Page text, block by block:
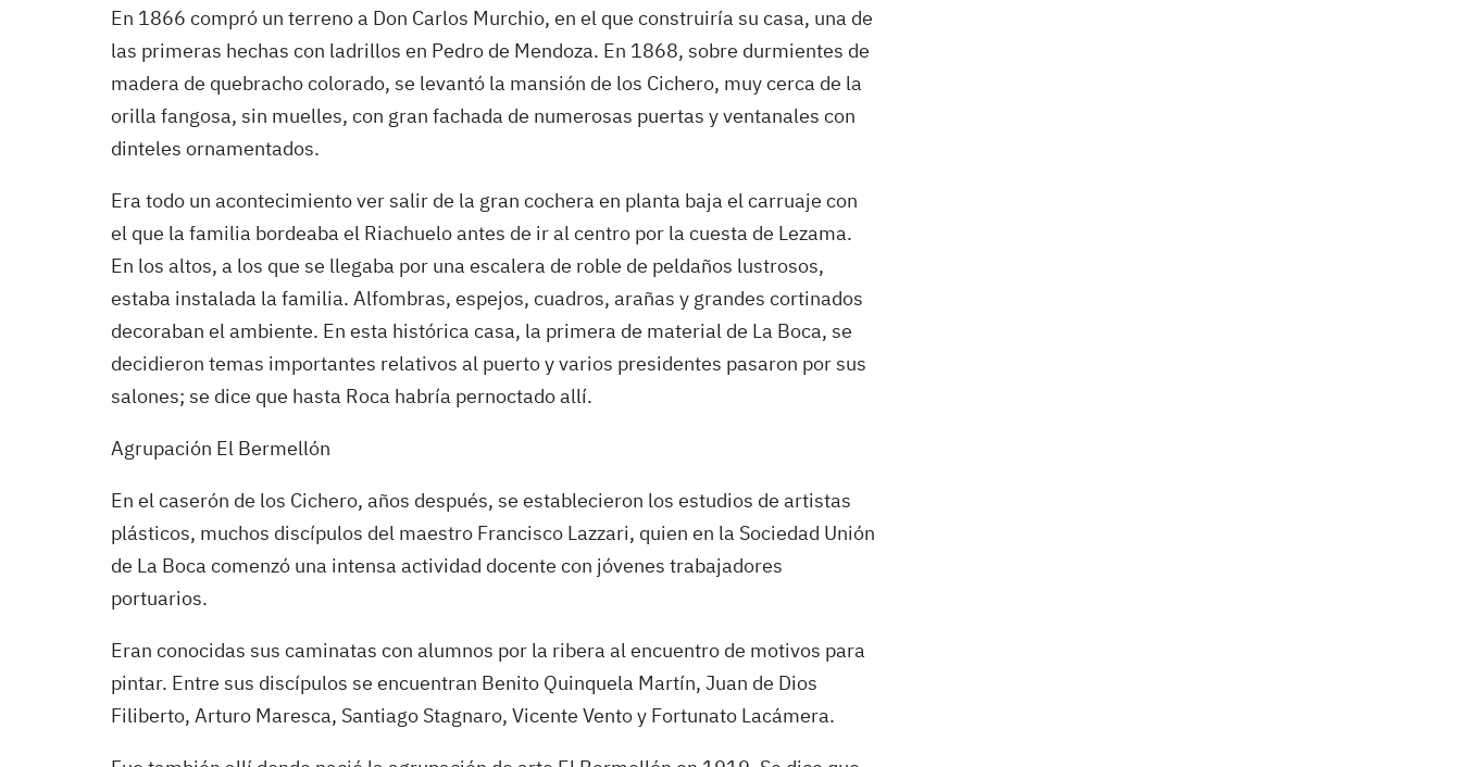
En 1866 compró un terreno a Don Carlos Murchio, en el que construiría su casa, una de
las primeras hechas con ladrillos en Pedro de Mendoza. En 1868, sobre durmientes de
madera de quebracho colorado, se levantó la mansión de los Cichero, muy cerca de la
orilla fangosa, sin muelles, con gran fachada de numerosas puertas y ventanales con
dinteles ornamentados.
Era todo un acontecimiento ver salir de la gran cochera en planta baja el carruaje con
el que la familia bordeaba el Riachuelo antes de ir al centro por la cuesta de Lezama.
En los altos, a los que se llegaba por una escalera de roble de peldaños lustrosos,
estaba instalada la familia. Alfombras, espejos, cuadros, arañas y grandes cortinados
decoraban el ambiente. En esta histórica casa, la primera de material de La Boca, se
decidieron temas importantes relativos al puerto y varios presidentes pasaron por sus
salones; se dice que hasta Roca habría pernoctado allí.
Agrupación El Bermellón
En el caserón de los Cichero, años después, se establecieron los estudios de artistas
plásticos, muchos discípulos del maestro Francisco Lazzari, quien en la Sociedad Unión
de La Boca comenzó una intensa actividad docente con jóvenes trabajadores
portuarios.
Eran conocidas sus caminatas con alumnos por la ribera al encuentro de motivos para
pintar. Entre sus discípulos se encuentran Benito Quinquela Martín, Juan de Dios
Filiberto, Arturo Maresca, Santiago Stagnaro, Vicente Vento y Fortunato Lacámera.